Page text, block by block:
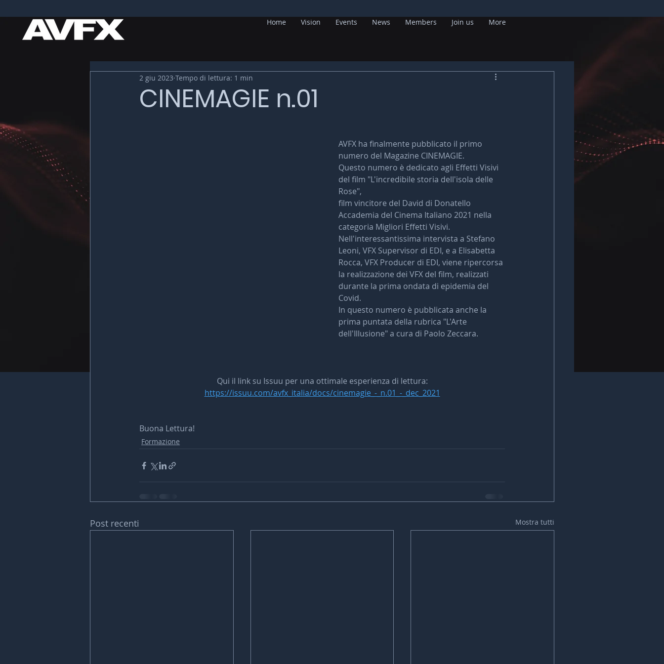
Home Vision Events News Members Join us More
CINEMAGIE n.01
2 giu 2023 Tempo di lettura: 1 min
AVFX ha finalmente pubblicato il primo
numero del Magazine CINEMAGIE.
Questo numero è dedicato agli Effetti Visivi
del film "L'incredibile storia dell'isola delle
Rose",
film vincitore del David di Donatello
Accademia del Cinema Italiano 2021 nella
categoria Migliori Effetti Visivi.
Nell'interessantissima intervista a Stefano
Leoni, VFX Supervisor di EDI, e a Elisabetta
Rocca, VFX Producer di EDI, viene ripercorsa
la realizzazione dei VFX del film, realizzati
durante la prima ondata di epidemia del
Covid.
In questo numero è pubblicata anche la
prima puntata della rubrica "L'Arte
dell'Illusione" a cura di Paolo Zeccara.
Qui il link su Issuu per una ottimale esperienza di lettura:
https://issuu.com/avfx_italia/docs/cinemagie_-_n.01_-_dec_2021
Buona Lettura!
Formazione
Post recenti Mostra tutti